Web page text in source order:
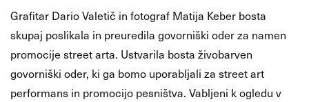
Grafitar Dario Valetič in fotograf Matija Keber bosta
skupaj poslikala in preuredila govorniški oder za namen
promocije street arta. Ustvarila bosta živobarven
govorniški oder, ki ga bomo uporabljali za street art
performans in promocijo pesništva. Vabljeni k ogledu v